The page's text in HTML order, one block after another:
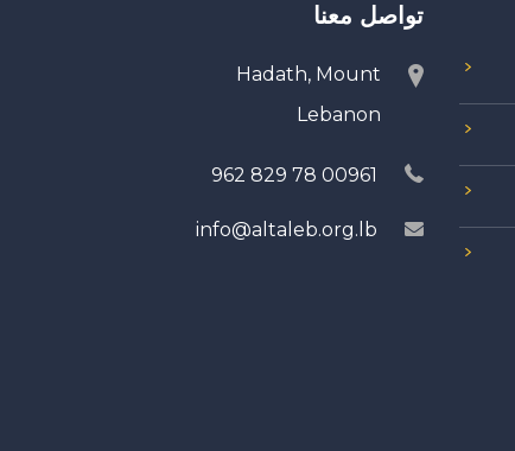
تواصل معنا
Hadath, Mount
Lebanon
00961 78 829 962
info@altaleb.org.lb